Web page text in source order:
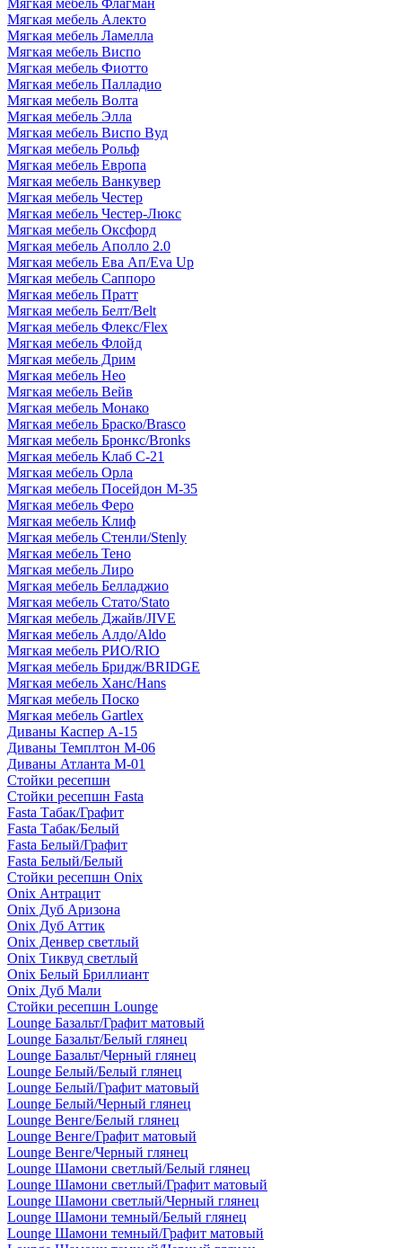
Мягкая мебель Флагман
Мягкая мебель Алекто
Мягкая мебель Ламелла
Мягкая мебель Виспо
Мягкая мебель Фиотто
Мягкая мебель Палладио
Мягкая мебель Волта
Мягкая мебель Элла
Мягкая мебель Виспо Вуд
Мягкая мебель Рольф
Мягкая мебель Европа
Мягкая мебель Ванкувер
Мягкая мебель Честер
Мягкая мебель Честер-Люкс
Мягкая мебель Оксфорд
Мягкая мебель Аполло 2.0
Мягкая мебель Ева Ап/Eva Up
Мягкая мебель Саппоро
Мягкая мебель Пратт
Мягкая мебель Белт/Belt
Мягкая мебель Флекс/Flex
Мягкая мебель Флойд
Мягкая мебель Дрим
Мягкая мебель Нео
Мягкая мебель Вейв
Мягкая мебель Монако
Мягкая мебель Браско/Brasco
Мягкая мебель Бронкс/Bronks
Мягкая мебель Клаб С-21
Мягкая мебель Орла
Мягкая мебель Посейдон М-35
Мягкая мебель Феро
Мягкая мебель Клиф
Мягкая мебель Стенли/Stenly
Мягкая мебель Тено
Мягкая мебель Лиро
Мягкая мебель Белладжио
Мягкая мебель Стато/Stato
Мягкая мебель Джайв/JIVE
Мягкая мебель Алдо/Aldo
Мягкая мебель РИО/RIO
Мягкая мебель Бридж/BRIDGE
Мягкая мебель Ханс/Hans
Мягкая мебель Поско
Мягкая мебель Gartlex
Диваны Каспер А-15
Диваны Темплтон М-06
Диваны Атланта М-01
Стойки ресепшн
Стойки ресепшн Fasta
Fasta Табак/Графит
Fasta Табак/Белый
Fasta Белый/Графит
Fasta Белый/Белый
Стойки ресепшн Onix
Onix Антрацит
Onix Дуб Аризона
Onix Дуб Аттик
Onix Денвер светлый
Onix Тиквуд светлый
Onix Белый Бриллиант
Onix Дуб Мали
Стойки ресепшн Lounge
Lounge Базальт/Графит матовый
Lounge Базальт/Белый глянец
Lounge Базальт/Черный глянец
Lounge Белый/Белый глянец
Lounge Белый/Графит матовый
Lounge Белый/Черный глянец
Lounge Венге/Белый глянец
Lounge Венге/Графит матовый
Lounge Венге/Черный глянец
Lounge Шамони светлый/Белый глянец
Lounge Шамони светлый/Графит матовый
Lounge Шамони светлый/Черный глянец
Lounge Шамони темный/Белый глянец
Lounge Шамони темный/Графит матовый